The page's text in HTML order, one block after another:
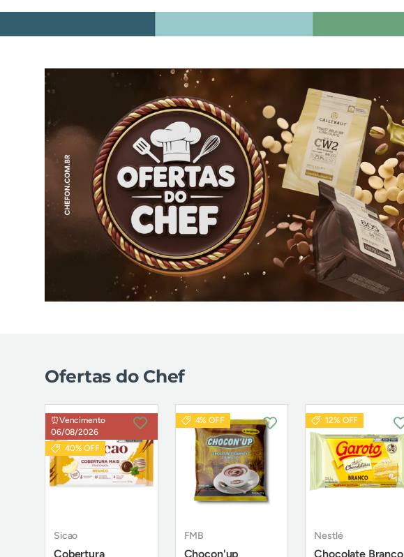
Ofertas do Chef
⏰Vencimento
06/08/2026
40% OFF
Sicao
Cobertura
4% OFF
FMB
Chocon'up
12% OFF
Nestlé
Chocolate Branco